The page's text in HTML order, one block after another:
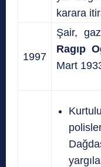
karara
1997
Şair,
Ragıp
Mart